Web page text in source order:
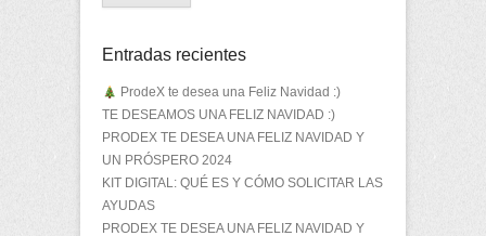
Entradas recientes
ProdeX te desea una Feliz Navidad :)
TE DESEAMOS UNA FELIZ NAVIDAD :)
PRODEX TE DESEA UNA FELIZ NAVIDAD Y
UN PRÓSPERO 2024
KIT DIGITAL: QUÉ ES Y CÓMO SOLICITAR LAS
AYUDAS
PRODEX TE DESEA UNA FELIZ NAVIDAD Y